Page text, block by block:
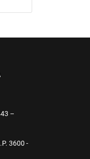
–
3600 -